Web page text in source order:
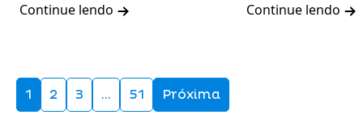
Continue lendo Continue lendo
1 2 3 … 51 Próxima